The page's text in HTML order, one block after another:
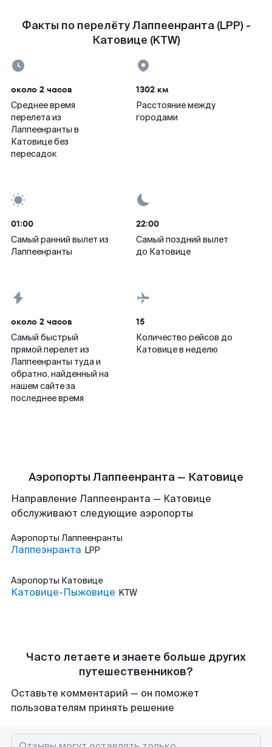
Факты по перелёту Лаппеенранта (LPP) -
Катовице (KTW)
около 2 часов
Среднее время
перелета из
Лаппеенранты в
Катовице без
пересадок
1302 км
Расстояние между
городами
01:00
Самый ранний вылет из
Лаппеенранты
22:00
Самый поздний вылет
до Катовице
около 2 часов
Самый быстрый
прямой перелет из
Лаппеенранты туда и
обратно, найденный на
нашем сайте за
последнее время
15
Количество рейсов до
Катовице в неделю
Аэропорты Лаппеенранта — Катовице
Направление Лаппеенранта — Катовице
обслуживают следующие аэропорты
Аэропорты Лаппеенранты
Лаппеэнранта LPP
Аэропорты Катовице
Катовице-Пыжовице KTW
Часто летаете и знаете больше других
путешественников?
Оставьте комментарий — он поможет
пользователям принять решение